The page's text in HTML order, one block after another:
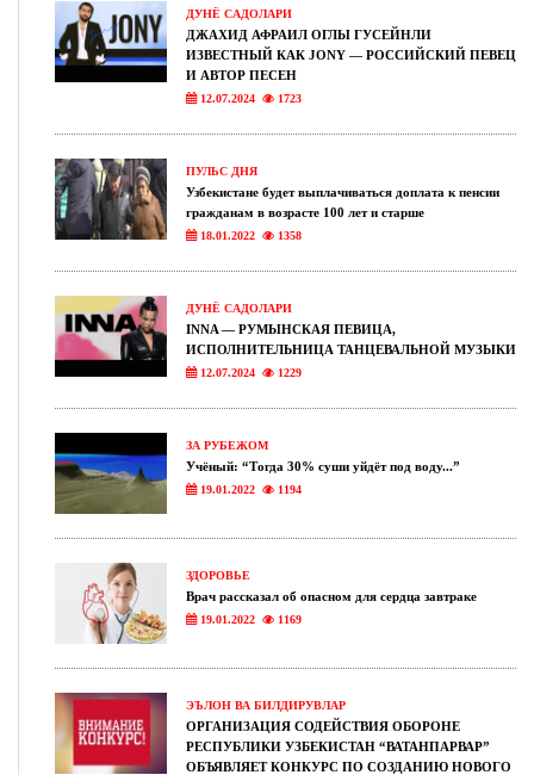
ДУНЁ САДОЛАРИ
ДЖАХИД АФРАИЛ ОГЛЫ ГУСЕЙНЛИ
ИЗВЕСТНЫЙ КАК JONY — РОССИЙСКИЙ ПЕВЕЦ
И АВТОР ПЕСЕН
12.07.2024 1723
ПУЛЬС ДНЯ
Узбекистане будет выплачиваться доплата к пенсии
гражданам в возрасте 100 лет и старше
18.01.2022 1358
ДУНЁ САДОЛАРИ
INNA — РУМЫНСКАЯ ПЕВИЦА,
ИСПОЛНИТЕЛЬНИЦА ТАНЦЕВАЛЬНОЙ МУЗЫКИ
12.07.2024 1229
ЗА РУБЕЖОМ
Учёный: “Тогда 30% суши уйдёт под воду...”
19.01.2022 1194
ЗДОРОВЬЕ
Врач рассказал об опасном для сердца завтраке
19.01.2022 1169
ЭЪЛОН ВА БИЛДИРУВЛАР
ОРГАНИЗАЦИЯ СОДЕЙСТВИЯ ОБОРОНЕ
РЕСПУБЛИКИ УЗБЕКИСТАН “ВАТАНПАРВАР”
ОБЪЯВЛЯЕТ КОНКУРС ПО СОЗДАНИЮ НОВОГО